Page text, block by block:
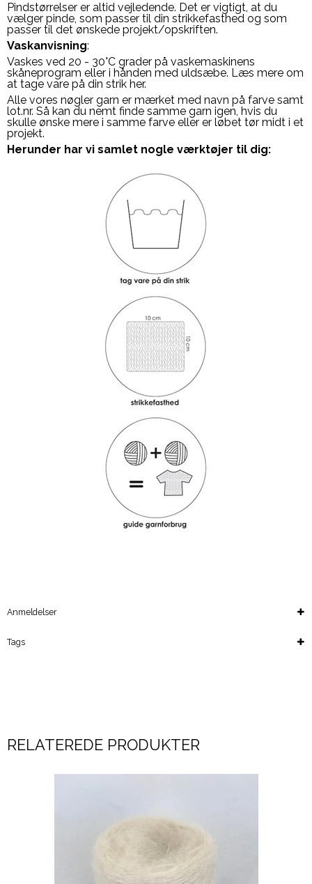
Pindstørrelser er altid vejledende. Det er vigtigt, at du
vælger pinde, som passer til din strikkefasthed og som
passer til det ønskede projekt/opskriften.
Vaskanvisning:
Vaskes ved 20 - 30°C grader på vaskemaskinens
skåneprogram eller i hånden med uldsæbe. Læs mere om
at tage vare på din strik her.
Alle vores nøgler garn er mærket med navn på farve samt
lot.nr. Så kan du nemt finde samme garn igen, hvis du
skulle ønske mere i samme farve eller er løbet tør midt i et
projekt.
Herunder har vi samlet nogle værktøjer til dig:
Anmeldelser
Tags
RELATEREDE PRODUKTER